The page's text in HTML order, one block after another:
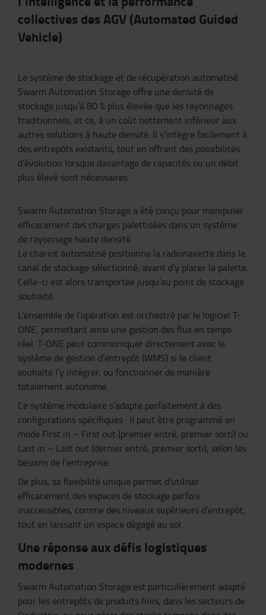
collectives des AGV (Automated Guided
Vehicle)
Le système de stockage et de récupération automatisé
Swarm Automation Storage offre une densité de
stockage jusqu’à 80 % plus élevée que les rayonnages
traditionnels, et ce, à un coût nettement inférieur aux
autres solutions à haute densité. Il s’intègre facilement à
des entrepôts existants, tout en offrant des possibilités
d’évolution lorsque davantage de capacités ou un débit
plus élevé sont nécessaires.
Swarm Automation Storage a été conçu pour manipuler
efficacement des charges palettisées dans un système
de rayonnage haute densité.
Le chariot automatisé positionne la radionavette dans le
canal de stockage sélectionné, avant d’y placer la palette.
Celle-ci est alors transportée jusqu’au point de stockage
souhaité.
L’ensemble de l’opération est orchestré par le logiciel T-
ONE, permettant ainsi une gestion des flux en temps
réel. T-ONE peut communiquer directement avec le
système de gestion d’entrepôt (WMS) si le client
souhaite l’y intégrer, ou fonctionner de manière
totalement autonome.
Ce système modulaire s’adapte parfaitement à des
configurations spécifiques : il peut être programmé en
mode First in – First out (premier entré, premier sorti) ou
Last in – Last out (dernier entré, premier sorti), selon les
besoins de l’entreprise.
De plus, sa flexibilité unique permet d’utiliser
efficacement des espaces de stockage parfois
inaccessibles, comme des niveaux supérieurs d’entrepôt,
tout en laissant un espace dégagé au sol.
Une réponse aux défis logistiques
modernes
Swarm Automation Storage est particulièrement adapté
pour les entrepôts de produits finis, dans les secteurs de